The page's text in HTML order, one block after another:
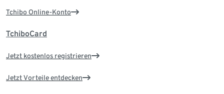
Tchibo Online-Konto
TchiboCard
Jetzt kostenlos registrieren
Jetzt Vorteile entdecken